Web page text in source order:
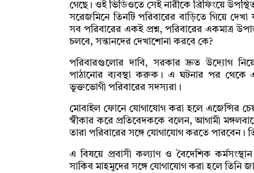
গেছে। ওই ভিডিওতে সেই নারীকে ব্রিফিংয়ে
সরেজমিনে তিনটি পরিবারের বাড়িতে গিয়ে
সব পরিবারের একই প্রশ্ন, পরিবারের একমাত্র
চলবে, সন্তানদের দেখাশোনা করবে কে?
পরিবারগুলোর দাবি, সরকার দ্রুত উদ্যোগ
পাঠানোর ব্যবস্থা করুক। এ ঘটনার পর থেকে
ভুক্তভোগী পরিবারের সদস্যরা।
মোবাইল ফোনে যোগাযোগ করা হলে এজেন্সির
স্বীকার করে প্রতিবেদককে বলেন, আগামী
তারা পরিবারের সঙ্গে যোগাযোগ করতে পারবেন।
এ বিষয়ে প্রবাসী কল্যাণ ও বৈদেশিক কর্মসংস্থান
সাকিব মাহমুদের সঙ্গে যোগাযোগ করা হলে তিনি